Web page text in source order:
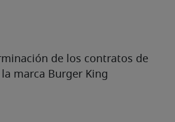
de los contratos de
marca Burger King